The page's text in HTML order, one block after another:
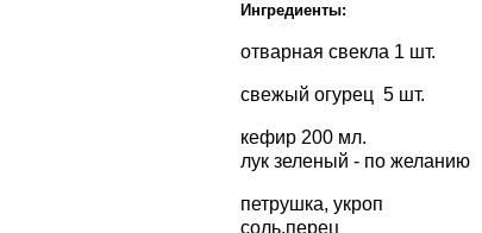
Ингредиенты:
отварная свекла 1 шт.
свежый огурец 5 шт.
кефир 200 мл.
лук зеленый - по желанию
петрушка, укроп
соль,перец